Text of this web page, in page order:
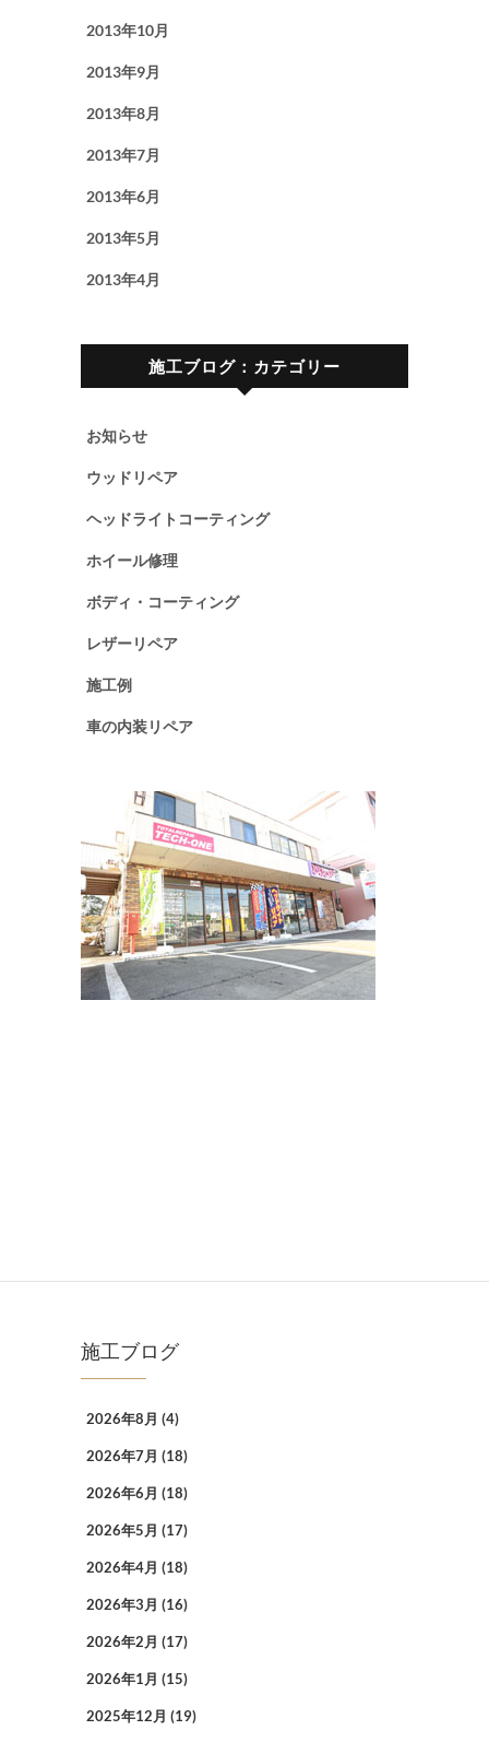
2013年10月
2013年9月
2013年8月
2013年7月
2013年6月
2013年5月
2013年4月
施工ブログ：カテゴリー
お知らせ
ウッドリペア
ヘッドライトコーティング
ホイール修理
ボディ・コーティング
レザーリペア
施工例
車の内装リペア
施工ブログ
2026年8月 (4)
2026年7月 (18)
2026年6月 (18)
2026年5月 (17)
2026年4月 (18)
2026年3月 (16)
2026年2月 (17)
2026年1月 (15)
2025年12月 (19)